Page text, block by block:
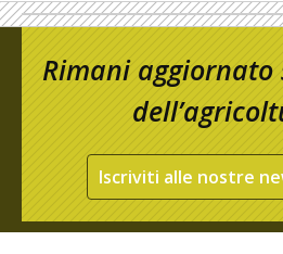
Rimani aggiornato
Iscriviti alle nostre